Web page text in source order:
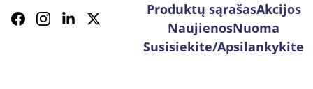
Produktų sąrašasAkcijos
NaujienosNuoma
Susisiekite/Apsilankykite